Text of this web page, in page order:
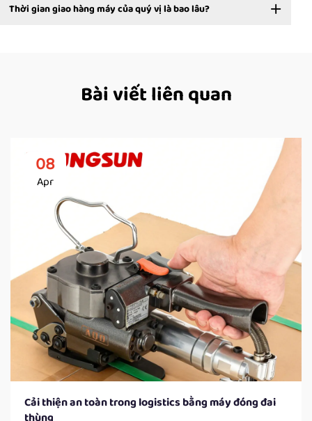
Thời gian giao hàng máy của quý vị là bao lâu?
Bài viết liên quan
08
Apr
Cải thiện an toàn trong logistics bằng máy đóng đai